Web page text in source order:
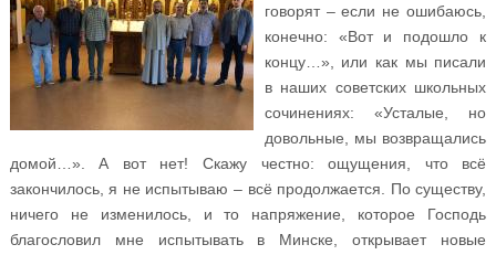
говорят – если не ошибаюсь,
конечно: «Вот и подошло к
концу…», или как мы писали
в наших советских школьных
сочинениях: «Усталые, но
довольные, мы возвращались
домой…». А вот нет! Скажу честно: ощущения, что всё
закончилось, я не испытываю – всё продолжается. По существу,
ничего не изменилось, и то напряжение, которое Господь
благословил мне испытывать в Минске, открывает новые